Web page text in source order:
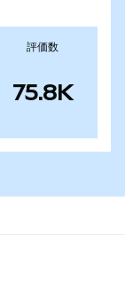
評価数
75.8K